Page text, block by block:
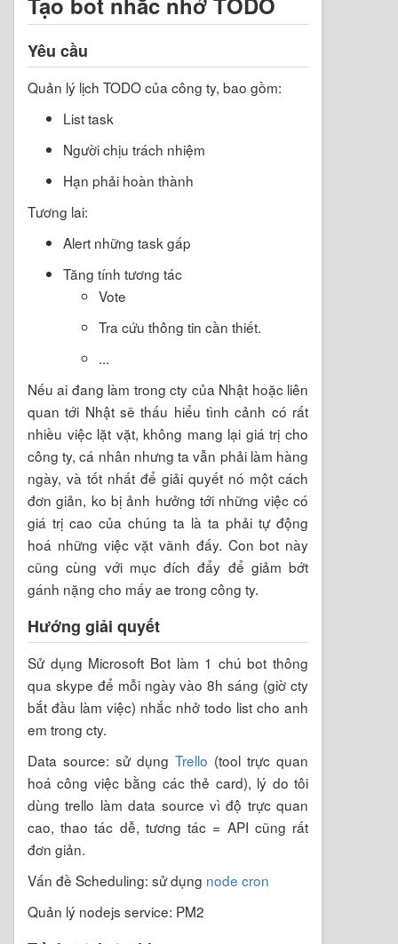
Yêu cầu
Quản lý lịch TODO của công ty, bao gồm:
List task
Người chịu trách nhiệm
Hạn phải hoàn thành
Tương lai:
Alert những task gấp
Tăng tính tương tác
Vote
Tra cứu thông tin cần thiết.
...
Nếu ai đang làm trong cty của Nhật hoặc liên
quan tới Nhật sẽ thấu hiểu tình cảnh có rất
nhiều việc lặt vặt, không mang lại giá trị cho
công ty, cá nhân nhưng ta vẫn phải làm hàng
ngày, và tốt nhất để giải quyết nó một cách
đơn giản, ko bị ảnh hưởng tới những việc có
giá trị cao của chúng ta là ta phải tự động
hoá những việc vặt vãnh đấy. Con bot này
cũng cùng với mục đích đẩy để giảm bớt
gánh nặng cho mấy ae trong công ty.
Hướng giải quyết
Sử dụng Microsoft Bot làm 1 chú bot thông
qua skype để mỗi ngày vào 8h sáng (giờ cty
bắt đầu làm việc) nhắc nhở todo list cho anh
em trong cty.
Data source: sử dụng Trello (tool trực quan
hoá công việc bằng các thẻ card), lý do tôi
dùng trello làm data source vì độ trực quan
cao, thao tác dễ, tương tác = API cũng rất
đơn giản.
Vấn đề Scheduling: sử dụng node cron
Quản lý nodejs service: PM2